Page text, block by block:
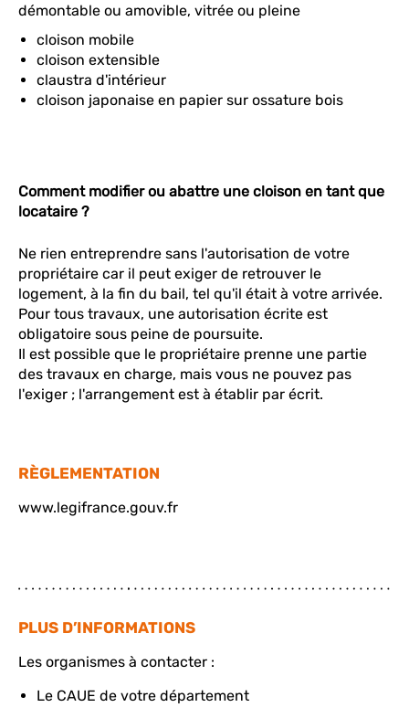
démontable ou amovible, vitrée ou pleine
cloison mobile
cloison extensible
claustra d'intérieur
cloison japonaise en papier sur ossature bois
Comment modifier ou abattre une cloison en tant que
locataire ?
Ne rien entreprendre sans l'autorisation de votre
propriétaire car il peut exiger de retrouver le
logement, à la fin du bail, tel qu'il était à votre arrivée.
Pour tous travaux, une autorisation écrite est
obligatoire sous peine de poursuite.
Il est possible que le propriétaire prenne une partie
des travaux en charge, mais vous ne pouvez pas
l'exiger ; l'arrangement est à établir par écrit.
RÈGLEMENTATION
www.legifrance.gouv.fr
PLUS D’INFORMATIONS
Les organismes à contacter :
Le CAUE de votre département